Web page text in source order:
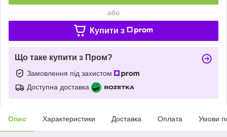
або
Купити з
Що таке купити з Пром?
Замовлення під захистом
Доступна доставка
Опис Характеристики Доставка Оплата Умови